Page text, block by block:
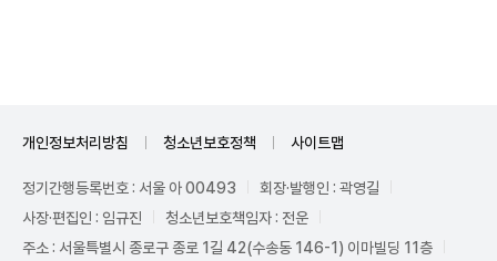
개인정보처리방침 청소년보호정책 사이트맵
정기간행등록번호 : 서울 아 00493
회장·발행인 : 곽영길
사장·편집인 : 임규진
청소년보호책임자 : 전운
주소 : 서울특별시 종로구 종로 1길 42(수송동 146-1) 이마빌딩 11층